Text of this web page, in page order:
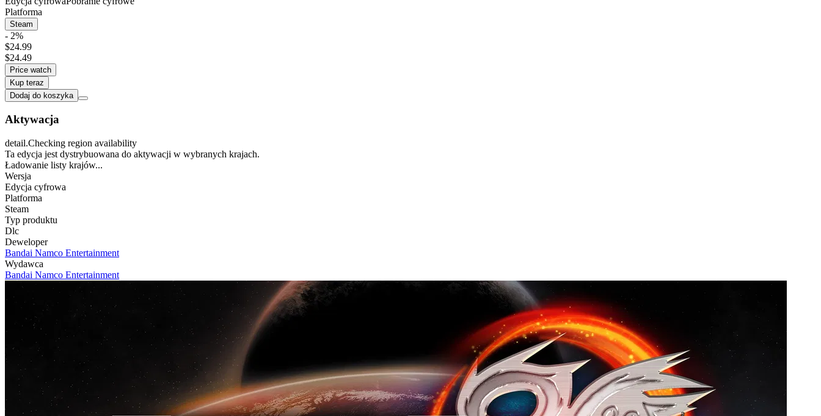
Platforma
Steam
- 2%
$24.99
$24.49
Price watch
Kup teraz
Dodaj do koszyka
Aktywacja
detail.Checking region availability
Ta edycja jest dystrybuowana do aktywacji w wybranych krajach.
Ładowanie listy krajów...
Wersja
Edycja cyfrowa
Platforma
Steam
Typ produktu
Dlc
Deweloper
Bandai Namco Entertainment
Wydawca
Bandai Namco Entertainment